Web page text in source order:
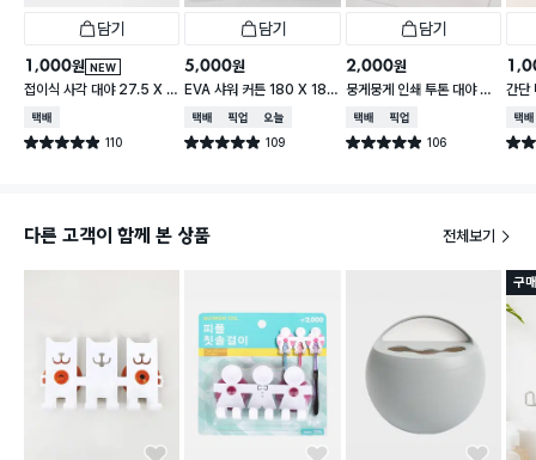
담기
NEW
1,000원
접이식 사각 대야 27.5 X 2
3 cm
택배배송
별점 4.9점 110
건 작성
담기
5,000원
EVA 샤워 커튼 180 X 180
cm
택배배송매장픽업오늘배송
별점 4.9점 109
건 작성
담기
2,000원
뭉게뭉게 인쇄 투톤 대야 33
cm
택배배송매장픽업
별점 4.9점 106
건 작성
간단
형
택배
별점
다른 고객이 함께 본 상품 전체보기
구